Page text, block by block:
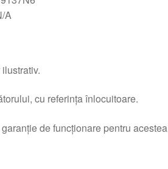
A
cu referința înlocuitoare.
de funcționare pentru acestea